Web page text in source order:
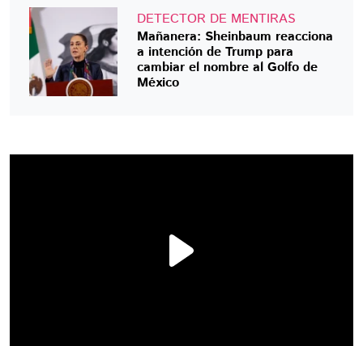
DETECTOR DE MENTIRAS
Mañanera: Sheinbaum reacciona
a intención de Trump para
cambiar el nombre al Golfo de
México